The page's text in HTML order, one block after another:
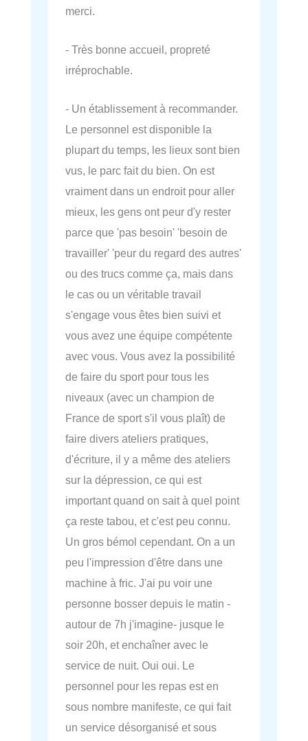
merci.
- Très bonne accueil, propreté
irréprochable.
- Un établissement à recommander.
Le personnel est disponible la
plupart du temps, les lieux sont bien
vus, le parc fait du bien. On est
vraiment dans un endroit pour aller
mieux, les gens ont peur d'y rester
parce que 'pas besoin' 'besoin de
travailler' 'peur du regard des autres'
ou des trucs comme ça, mais dans
le cas ou un véritable travail
s'engage vous êtes bien suivi et
vous avez une équipe compétente
avec vous. Vous avez la possibilité
de faire du sport pour tous les
niveaux (avec un champion de
France de sport s'il vous plaît) de
faire divers ateliers pratiques,
d'écriture, il y a même des ateliers
sur la dépression, ce qui est
important quand on sait à quel point
ça reste tabou, et c'est peu connu.
Un gros bémol cependant. On a un
peu l'impression d'être dans une
machine à fric. J'ai pu voir une
personne bosser depuis le matin -
autour de 7h j'imagine- jusque le
soir 20h, et enchaîner avec le
service de nuit. Oui oui. Le
personnel pour les repas est en
sous nombre manifeste, ce qui fait
un service désorganisé et sous